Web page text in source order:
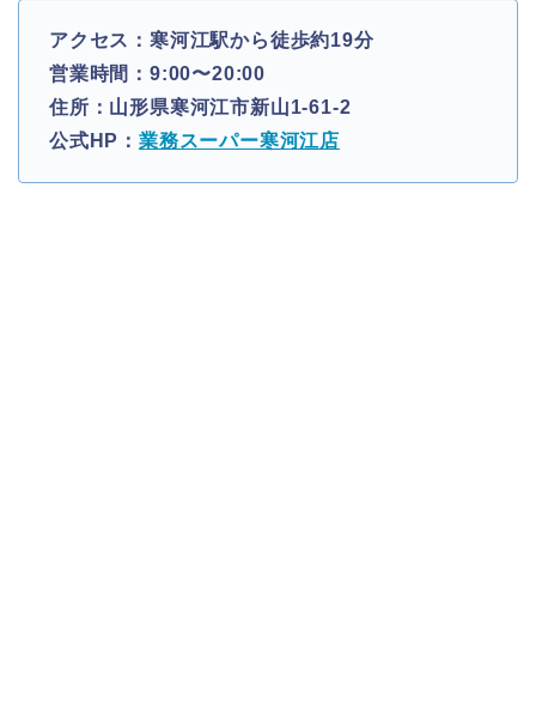
アクセス：寒河江駅から徒歩約19分
営業時間：9:00〜20:00
住所：山形県寒河江市新山1-61-2
公式HP： 業務スーパー寒河江店